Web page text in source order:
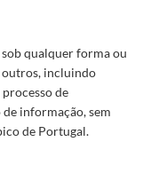
qualquer forma ou
outros, incluindo
de
informação, sem
de Portugal.